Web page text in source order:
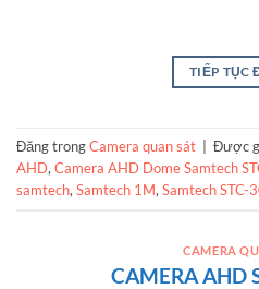
TIẾP TỤC
Đăng trongCamera quan sát Được
AHD,Camera AHD Dome Samtech
samtech,Samtech 1M,Samtech STC-
CAMERA
CAMERA AHD